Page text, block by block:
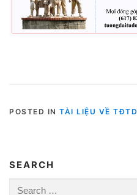
POSTED IN TÀI LIỆU VỀ TĐTD
SEARCH